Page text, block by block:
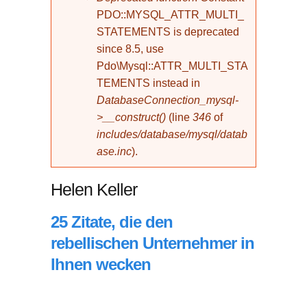
PDO::MYSQL_ATTR_MULTI_
STATEMENTS is deprecated
since 8.5, use
Pdo\Mysql::ATTR_MULTI_STA
TEMENTS instead in
DatabaseConnection_mysql-
>__construct() (line 346 of
includes/database/mysql/datab
ase.inc).
Helen Keller
25 Zitate, die den
rebellischen Unternehmer in
Ihnen wecken